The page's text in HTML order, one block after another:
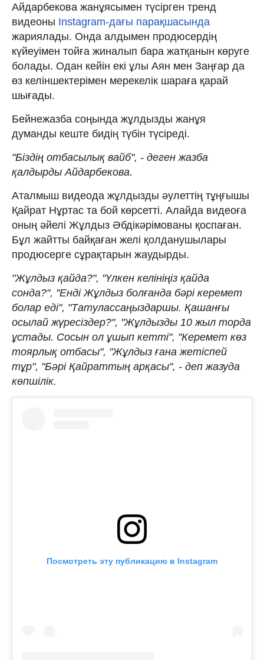
Айдарбекова жанұясымен түсірген тренд
видеоны Instagram-дағы парақшасында
жариялады. Онда алдымен продюсердің
күйеуімен тойға жиналып бара жатқанын көруге
болады. Одан кейін екі ұлы Аян мен Заңғар да
өз келіншектерімен мерекелік шараға қарай
шығады.
Бейнежазба соңында жұлдызды жанұя
думанды кеште бидің түбін түсіреді.
"Біздің отбасылық вайб", - деген жазба
қалдырды Айдарбекова.
Аталмыш видеода жұлдызды әулеттің тұңғышы
Қайрат Нұртас та бой көрсетті. Алайда видеоға
оның әйелі Жұлдыз Әбдікәрімованы қоспаған.
Бұл жайтты байқаған желі қолданушылары
продюсерге сұрақтарын жаудырды.
"Жұлдыз қайда?", "Үлкен келініңіз қайда
сонда?", "Енді Жұлдыз болғанда бәрі керемет
болар еді", "Татулассаңыздаршы. Қашанғы
осылай жүресіздер?", "Жұлдызды 10 жыл торда
ұстады. Сосын ол ұшып кетті", "Керемет көз
тоярлық отбасы", "Жұлдыз ғана жетіспей
тұр", "Бәрі Қайраттың арқасы", - деп жазуда
көпшілік.
Посмотреть эту публикацию в Instagram